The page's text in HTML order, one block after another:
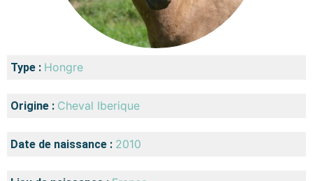
Type : Hongre
Origine : Cheval Iberique
Date de naissance : 2010